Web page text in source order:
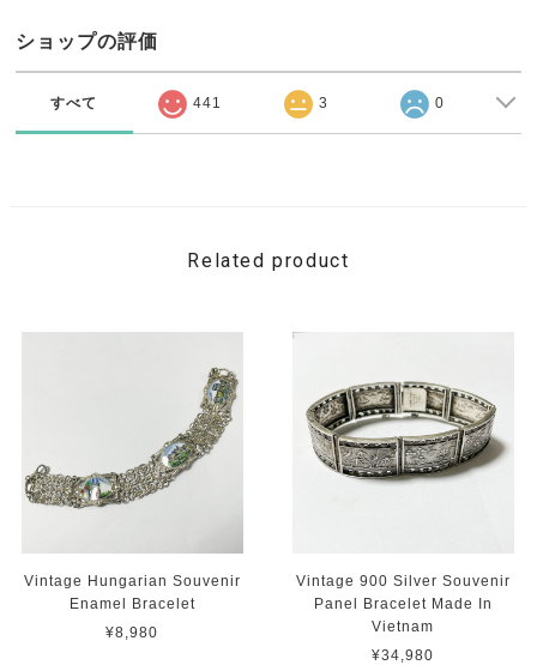
ショップの評価
すべて 441 3 0
Related product
Vintage Hungarian Souvenir
Enamel Bracelet
¥8,980
Vintage 900 Silver Souvenir
Panel Bracelet Made In
Vietnam
¥34,980